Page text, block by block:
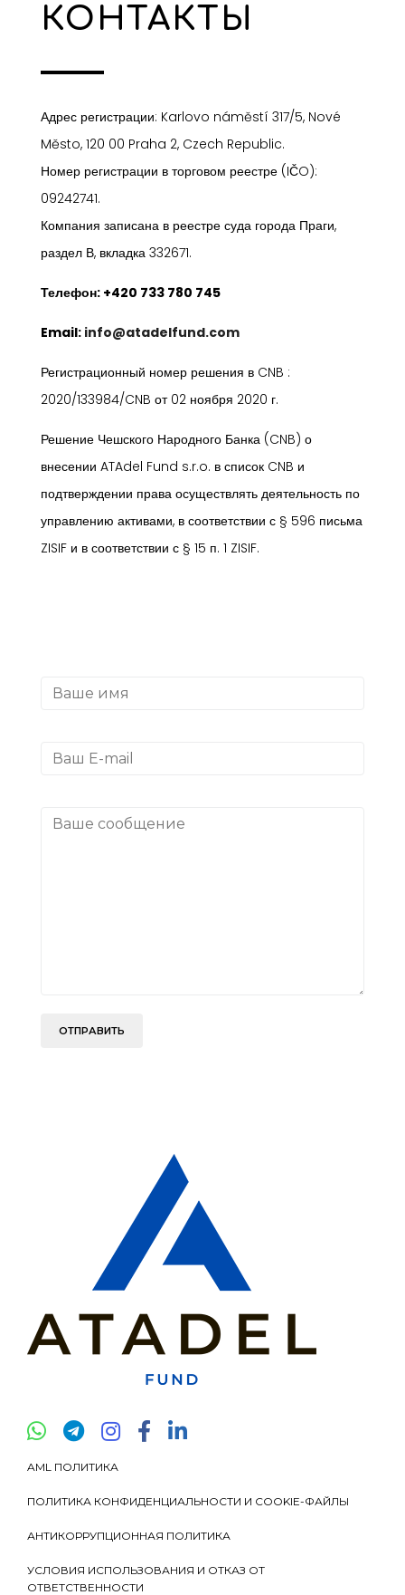
КОНТАКТЫ
Адрес регистрации: Karlovo náměstí 317/5, Nové
Město, 120 00 Praha 2, Czech Republic.
Номер регистрации в торговом реестре (IČO):
09242741.
Компания записана в реестре суда города Праги,
раздел В, вкладка 332671.
Телефон: +420 733 780 745
Email: info@atadelfund.com
Регистрационный номер решения в CNB :
2020/133984/CNB от 02 ноября 2020 г.
Решение Чешского Народного Банка (CNB) о
внесении ATAdel Fund s.r.o. в список CNB и
подтверждении права осуществлять деятельность по
управлению активами, в соответствии с § 596 письма
ZISIF и в соответствии с § 15 п. 1 ZISIF.
AML ПОЛИТИКА
ПОЛИТИКА КОНФИДЕНЦИАЛЬНОСТИ И COOKIE-ФАЙЛЫ
АНТИКОРРУПЦИОННАЯ ПОЛИТИКА
УСЛОВИЯ ИСПОЛЬЗОВАНИЯ И ОТКАЗ ОТ
ОТВЕТСТВЕННОСТИ